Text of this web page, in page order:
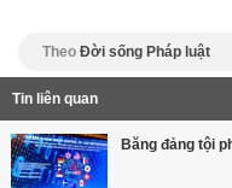
Theo Đời sống Pháp luật
Tin liên quan
Băng đảng tội